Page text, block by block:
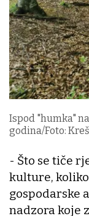
Ispod "humka"
godina/Foto:
- Što se tiče
kulture,
gospodarske
nadzora koje